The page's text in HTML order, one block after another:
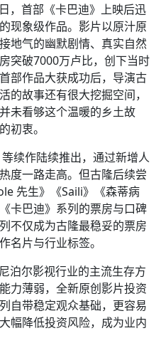
，首部《卡巴迪》上映后迅
现象级作品。影片以原汁原
地气的幽默剧情、真实自然
突破7000万卢比，创下当时
部作品大获成功后，导演古
的故事还有很大挖掘空间，
未看够这个温暖的乡土故
初衷。
续作陆续推出，通过新增人
度一路走高。但古隆后续尝
先生》《Saili》《森蒂病
卡巴迪》系列的票房与口碑
不仅成为古隆最稳妥的票房
名片与行业标签。
泊尔影视行业的主流生存方
力薄弱，全新原创影片投资
自带稳定观众基础，更容易
幅降低投资风险，成为业内